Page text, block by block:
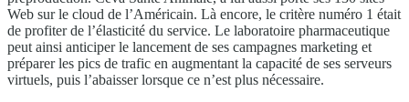
Web sur le cloud de l’Américain. Là encore, le critère numéro 1 était
de profiter de l’élasticité du service. Le laboratoire pharmaceutique
peut ainsi anticiper le lancement de ses campagnes marketing et
préparer les pics de trafic en augmentant la capacité de ses serveurs
virtuels, puis l’abaisser lorsque ce n’est plus nécessaire.